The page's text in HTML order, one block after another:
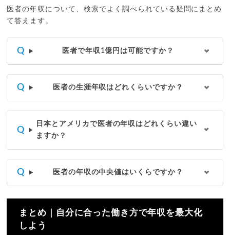
医者の年収について、検索でよく調べられている疑問にまとめ
て答えます。
医者で年収1億円は可能ですか？
医者の生涯年収はどれくらいですか？
日本とアメリカで医者の年収はどれくらい違い
ますか？
医者の年収の中央値はいくらですか？
まとめ｜自分に合った働き方で年収を最大化
しよう